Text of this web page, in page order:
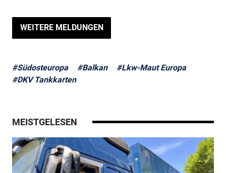
WEITERE MELDUNGEN
#Südosteuropa #Balkan
#Lkw-Maut Europa
#DKV Tankkarten
MEISTGELESEN